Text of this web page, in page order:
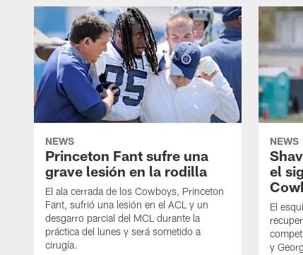
NEWS
Princeton Fant sufre una
grave lesión en la rodilla
El ala cerrada de los Cowboys, Princeton
Fant, sufrió una lesión en el ACL y un
desgarro parcial del MCL durante la
práctica del lunes y será sometido a
cirugía.
NEWS
el
El
y